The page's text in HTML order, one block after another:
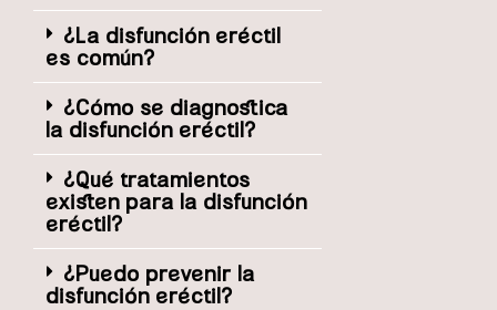
¿La disfunción eréctil
es común?
¿Cómo se diagnostica
la disfunción eréctil?
¿Qué tratamientos
existen para la disfunción
eréctil?
¿Puedo prevenir la
disfunción eréctil?